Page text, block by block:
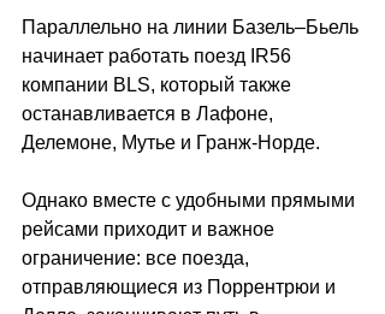
Параллельно на линии Базель–Бьель
начинает работать поезд IR56
компании BLS, который также
останавливается в Лафоне,
Делемоне, Мутье и Гранж-Норде.
Однако вместе с удобными прямыми
рейсами приходит и важное
ограничение: все поезда,
отправляющиеся из Поррентрюи и